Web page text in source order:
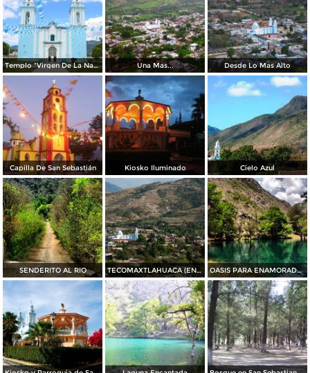
Templo "Virgen De La Natividad" Una Mas... Desde Lo Mas Alto
Capilla De San Sebastián Kiosko Iluminado Cielo Azul
SENDERITO AL RIO TECOMAXTLAHUACA (EN EL VALLE DE LOS TECOMATES) OASIS PARA ENAMORADOS